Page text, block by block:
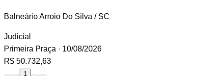
Balneário Arroio Do Silva / SC
Judicial
Primeira Praça · 10/08/2026
R$ 50.732,63
1